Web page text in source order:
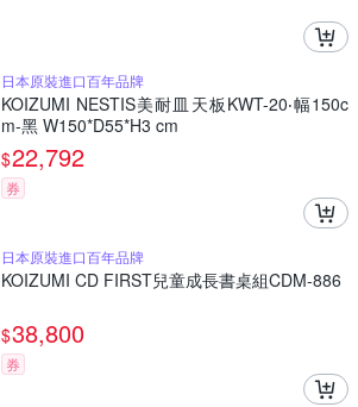
日本原裝進口百年品牌
KOIZUMI NESTIS美耐皿天板KWT-20‧幅150c
m-黑 W150*D55*H3 cm
$22,792
券
日本原裝進口百年品牌
KOIZUMI CD FIRST兒童成長書桌組CDM-886
$38,800
券